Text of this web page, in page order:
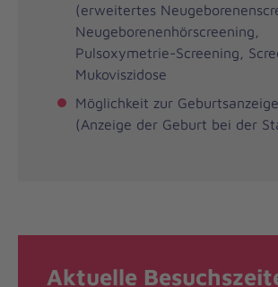
(erweitertes
Neugeborenenhörscreening,
Pulsoxymetrie-Screening,
Mukoviszidose
Möglichkeit zur
(Anzeige der Geburt bei der
Aktuelle